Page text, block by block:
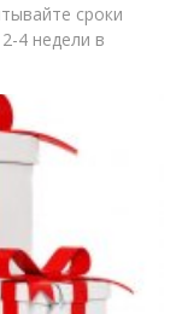
сроки
4 недели в
лицами.